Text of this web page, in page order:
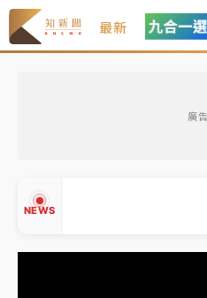
最新
廣告
NEWS
有片｜
連根拔起
中颱白海豚風雨來了！中